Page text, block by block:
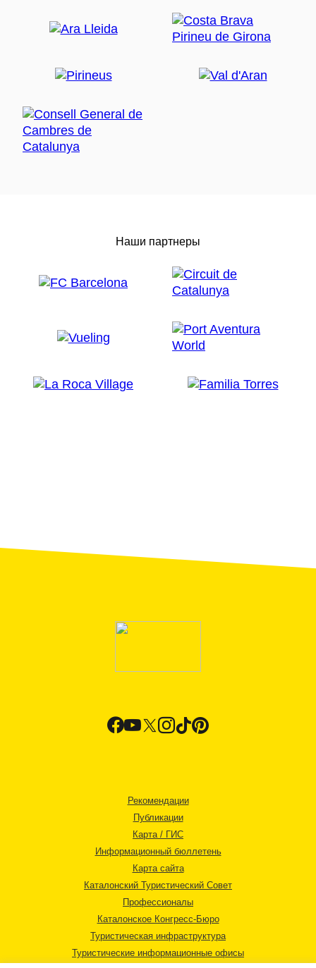
Наши партнеры
Рекомендации
Публикации
Карта / ГИС
Информационный бюллетень
Карта сайта
Каталонский Туристический Совет
Профессионалы
Каталонское Конгресс-Бюро
Туристическая инфраструктура
Туристические информационные офисы